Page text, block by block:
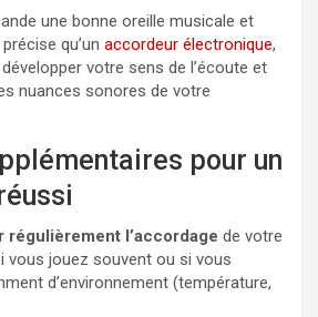
une bonne oreille musicale et
qu’un accordeur électronique,
votre sens de l’écoute et
nuances sonores de votre
pour un
régulièrement l’accordage de votre
vous jouez souvent ou si vous
d’environnement (température,